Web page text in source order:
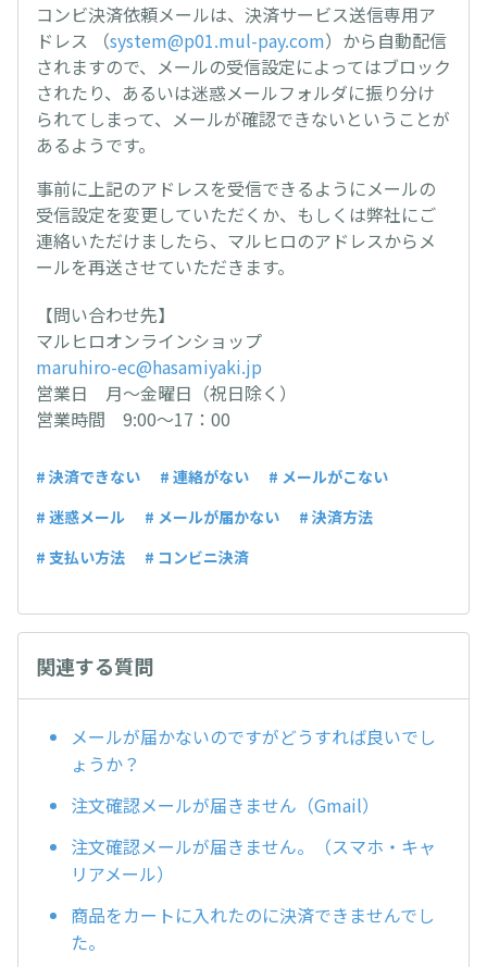
コンビ決済依頼メールは、決済サービス送信専用ア
ドレス （system@p01.mul-pay.com）から自動配信
されますので、メールの受信設定によってはブロック
されたり、あるいは迷惑メールフォルダに振り分け
られてしまって、メールが確認できないということが
あるようです。
事前に上記のアドレスを受信できるようにメールの
受信設定を変更していただくか、もしくは弊社にご
連絡いただけましたら、マルヒロのアドレスからメ
ールを再送させていただきます。
【問い合わせ先】
マルヒロオンラインショップ
maruhiro-ec@hasamiyaki.jp
営業日 月～金曜日（祝日除く）
営業時間 9:00～17：00
# 決済できない # 連絡がない
# メールがこない
# 迷惑メール
# メールが届かない
# 決済方法
# 支払い方法
# コンビニ決済
関連する質問
メールが届かないのですがどうすれば良いでし
ょうか？
注文確認メールが届きません（Gmail）
注文確認メールが届きません。（スマホ・キャ
リアメール）
商品をカートに入れたのに決済できませんでし
た。